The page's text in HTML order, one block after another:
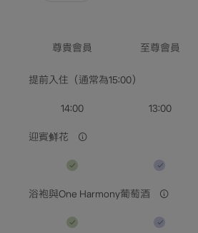
查詢空房
尊貴會員 至尊會員
提前入住（通常為15:00）
14:00
13:00
迎賓鲜花
浴袍與One Harmony葡萄酒